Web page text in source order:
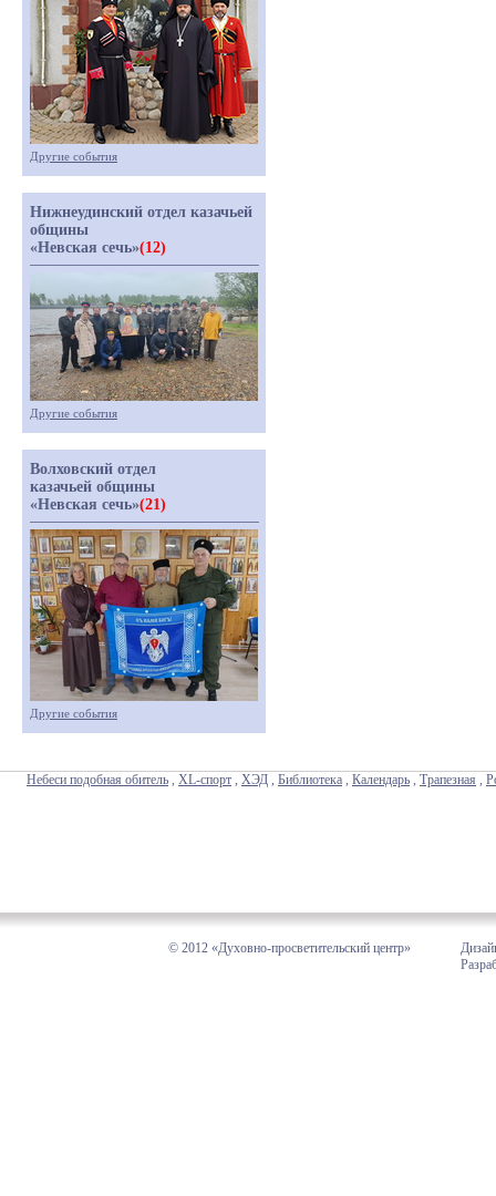
Другие события
Нижнеудинский отдел казачьей
общины
«Невская сечь»(12)
Другие события
Волховский отдел
казачьей общины
«Невская сечь»(21)
Другие события
Небеси подобная обитель , XL-спорт , ХЭД , Библиотека , Календарь , Трапезная ,
© 2012 «Духовно-просветительский центр»